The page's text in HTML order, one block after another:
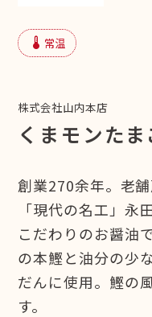
device_thermostat 常温
株式会社山内本店
くまモンた
創業270余年。老
「現代の名工」永
こだわりのお醤油
の本鰹と油分の少
だんに使用。鰹の
す。